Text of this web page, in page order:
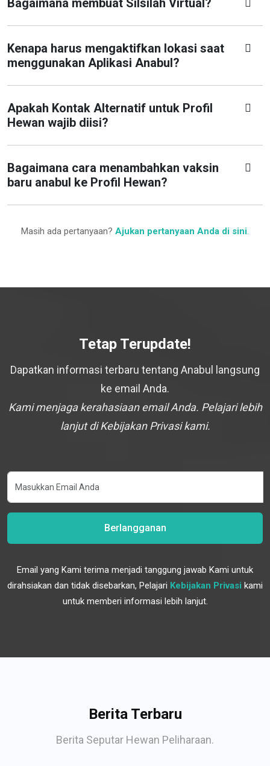
Bagaimana membuat Silsilah Virtual?
Kenapa harus mengaktifkan lokasi saat
menggunakan Aplikasi Anabul?
Apakah Kontak Alternatif untuk Profil
Hewan wajib diisi?
Bagaimana cara menambahkan vaksin
baru anabul ke Profil Hewan?
Masih ada pertanyaan? Ajukan pertanyaan Anda di sini.
Tetap Terupdate!
Dapatkan informasi terbaru tentang Anabul langsung
ke email Anda.
Kami menjaga kerahasiaan email Anda. Pelajari lebih
lanjut di Kebijakan Privasi kami.
Berlangganan
Email yang Kami terima menjadi tanggung jawab Kami untuk
dirahsiakan dan tidak disebarkan, Pelajari Kebijakan Privasi kami
untuk memberi informasi lebih lanjut.
Berita Terbaru
Berita Seputar Hewan Peliharaan.